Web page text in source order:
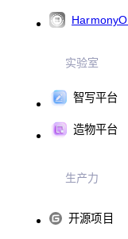
实验室
智写平台
造物平台
生产力
开源项目